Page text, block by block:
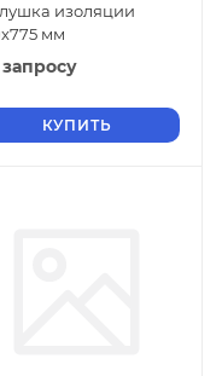
изоляции
мм
КУПИТЬ